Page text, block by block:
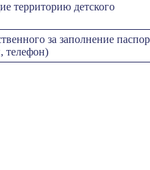
территорию детского
за заполнение
телефон)